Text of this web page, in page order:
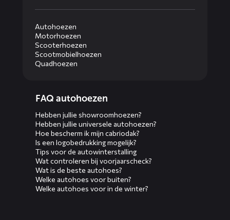
Autohoezen
Motorhoezen
Scooterhoezen
Scootmobielhoezen
Quadhoezen
menusFAQ autohoezen
Hebben jullie showroomhoezen?
Hebben jullie universele autohoezen?
Hoe bescherm ik mijn cabriodak?
Is een logobedrukking mogelijk?
Tips voor de autowinterstalling
Wat controleren bij voorjaarscheck?
Wat is de beste autohoes?
Welke autohoes voor buiten?
Welke autohoes voor in de winter?